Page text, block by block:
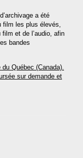
a été
film les plus élevés,
et de l’audio, afin
bandes
Québec (Canada).
sur demande et